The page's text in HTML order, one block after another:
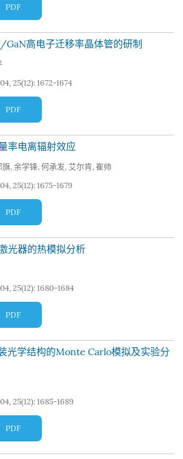
PDF
高电子迁移率晶体管的研制
25(12): 1672-1674
PDF
率电离辐射效应
旗, 余学锋, 何承发, 艾尔肯, 崔帅
25(12): 1675-1679
PDF
光器的热模拟分析
25(12): 1680-1684
PDF
光学结构的Monte Carlo模拟及实验分
25(12): 1685-1689
PDF